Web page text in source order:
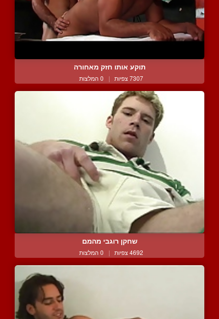
תוקע אותו חזק מאחורה
7307 צפיות | 0 המלצות
שחקן רוגבי מהמם
4692 צפיות | 0 המלצות